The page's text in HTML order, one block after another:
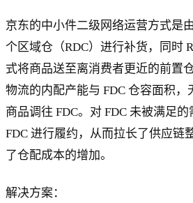
京东的中小件二级网络运营方式是
个区域仓（RDC）进行补货，同时
式将商品送至离消费者更近的前置
物流的内配产能与 FDC 仓容面积
商品调往 FDC。对 FDC 未被满足
FDC 进行履约，从而拉长了供应链
了仓配成本的增加。
解决方案：